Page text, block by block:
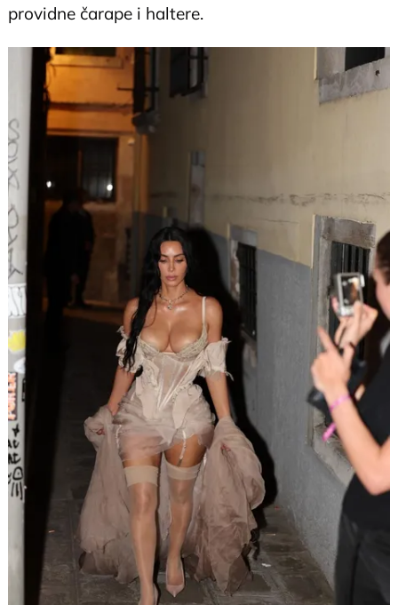
providne čarape i haltere.